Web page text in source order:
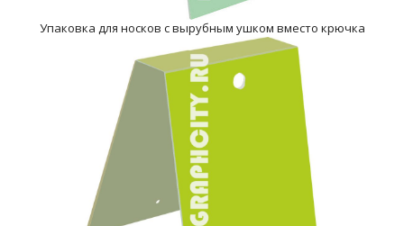
Упаковка для носков с вырубным ушком вместо крючка